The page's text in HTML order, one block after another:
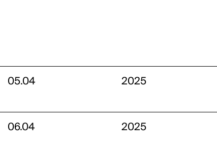
05.04 2025
06.04 2025